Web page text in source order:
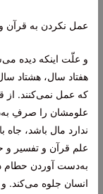
عمل نکردن به قرآن
و علّت اینكه دیده
هفتاد سال، هشتاد
كه عمل نمی‌كنند. از
علومشان را صرفِ
ندارد مال باشد، جاه
علم قرآن و تفسیر و
به‌دست آوردن حطام
انسان جلوه می‌كند.